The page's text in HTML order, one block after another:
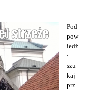
Pod
pow
iedź
:
szu
kaj
prz